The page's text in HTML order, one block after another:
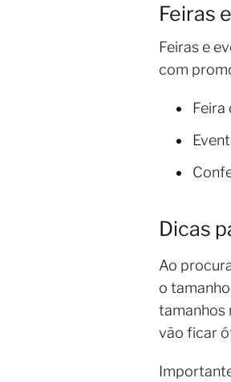
Feiras
Feiras e
com
Feira
Dicas
Ao
o
tamanhos
vão ficar